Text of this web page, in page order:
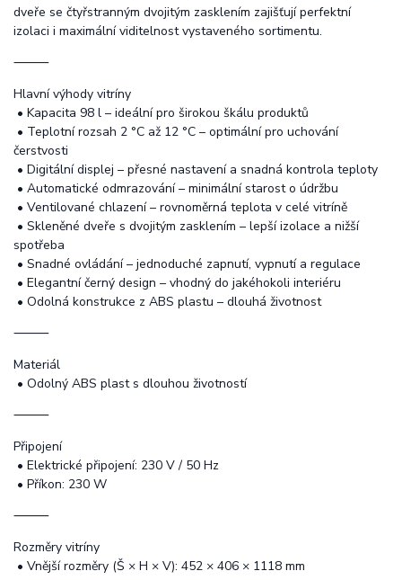
dveře se čtyřstranným dvojitým zasklením zajišťují perfektní
izolaci i maximální viditelnost vystaveného sortimentu.
⸻
Hlavní výhody vitríny
• Kapacita 98 l – ideální pro širokou škálu produktů
• Teplotní rozsah 2 °C až 12 °C – optimální pro uchování
čerstvosti
• Digitální displej – přesné nastavení a snadná kontrola teploty
• Automatické odmrazování – minimální starost o údržbu
• Ventilované chlazení – rovnoměrná teplota v celé vitríně
• Skleněné dveře s dvojitým zasklením – lepší izolace a nižší
spotřeba
• Snadné ovládání – jednoduché zapnutí, vypnutí a regulace
• Elegantní černý design – vhodný do jakéhokoli interiéru
• Odolná konstrukce z ABS plastu – dlouhá životnost
⸻
Materiál
• Odolný ABS plast s dlouhou životností
⸻
Připojení
• Elektrické připojení: 230 V / 50 Hz
• Příkon: 230 W
⸻
Rozměry vitríny
• Vnější rozměry (Š × H × V): 452 × 406 × 1118 mm